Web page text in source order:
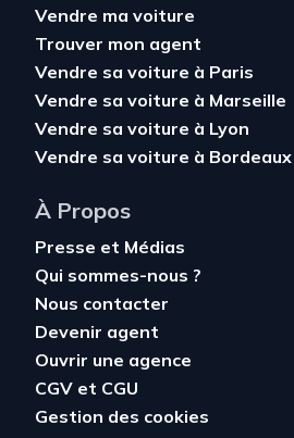
Vendre ma voiture
Trouver mon agent
Vendre sa voiture à Paris
Vendre sa voiture à Marseille
Vendre sa voiture à Lyon
Vendre sa voiture à Bordeaux
À Propos
Presse et Médias
Qui sommes-nous ?
Nous contacter
Devenir agent
Ouvrir une agence
CGV et CGU
Gestion des cookies